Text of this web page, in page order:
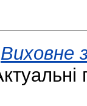
Виховне